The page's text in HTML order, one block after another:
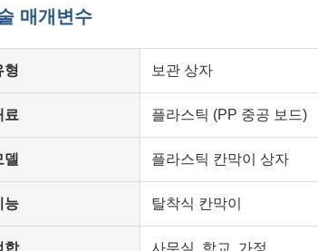
매개변수
형 보관 상자
료 플라스틱 (PP 중공 보드)
델 플라스틱 칸막이 상자
능 탈착식 칸막이
합 사무실, 학교, 가정